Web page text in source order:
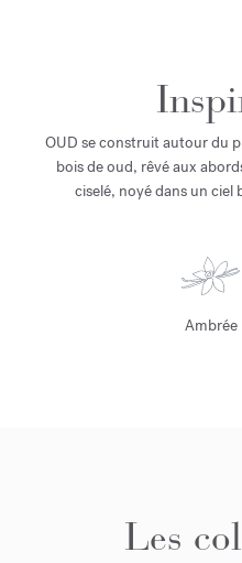
OUD se construit autour du
bois de oud, rêvé aux
ciselé, noyé dans un ciel
Ambrée
Les